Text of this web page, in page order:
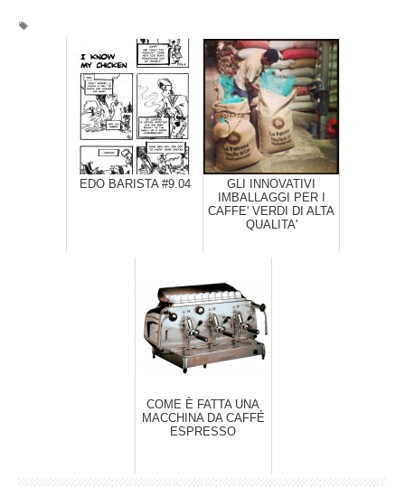
EDO BARISTA #9.04
GLI INNOVATIVI
IMBALLAGGI PER I
CAFFE' VERDI DI ALTA
QUALITA'
COME È FATTA UNA
MACCHINA DA CAFFÉ
ESPRESSO